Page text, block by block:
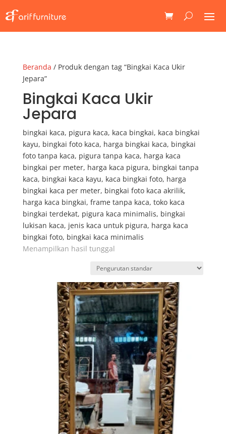
Beranda / Produk dengan tag “Bingkai Kaca Ukir
Jepara”
Bingkai Kaca Ukir
Jepara
bingkai kaca, pigura kaca, kaca bingkai, kaca bingkai
kayu, bingkai foto kaca, harga bingkai kaca, bingkai
foto tanpa kaca, pigura tanpa kaca, harga kaca
bingkai per meter, harga kaca pigura, bingkai tanpa
kaca, bingkai kaca kayu, kaca bingkai foto, harga
bingkai kaca per meter, bingkai foto kaca akrilik,
harga kaca bingkai, frame tanpa kaca, toko kaca
bingkai terdekat, pigura kaca minimalis, bingkai
lukisan kaca, jenis kaca untuk pigura, harga kaca
bingkai foto, bingkai kaca minimalis
Menampilkan hasil tunggal